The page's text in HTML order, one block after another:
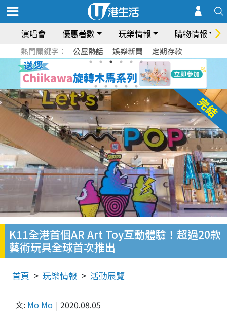
演唱會 優惠著數 玩樂情報 購物情報
熱門關鍵字： 公屋熱話 娛樂新聞 定期存款
K11全港首個AR Art Toy互動體驗！超過20款
藝術玩具全球首次推出
首頁 玩樂情報 活動展覽
文: Mo Mo 2020.08.05